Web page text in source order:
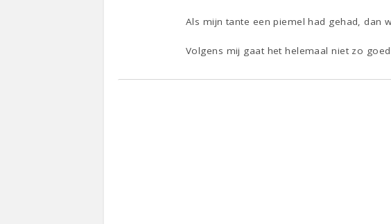
Als mijn tante een piemel had gehad, dan
Volgens mij gaat het helemaal niet zo